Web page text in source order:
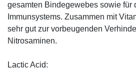
gesamten Bindegewebes sowie für
Immunsystems. Zusammen mit
sehr gut zur vorbeugenden
Nitrosaminen.
Lactic Acid: